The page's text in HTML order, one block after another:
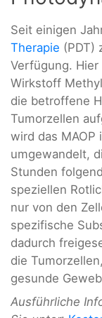
Seit einigen
Therapie (PDT)
Verfügung.
Wirkstoff
die betroffene
Tumorzellen
wird das MAOP
umgewandelt,
Stunden
speziellen
nur von den
spezifische
dadurch
die
gesunde
Ausführliche